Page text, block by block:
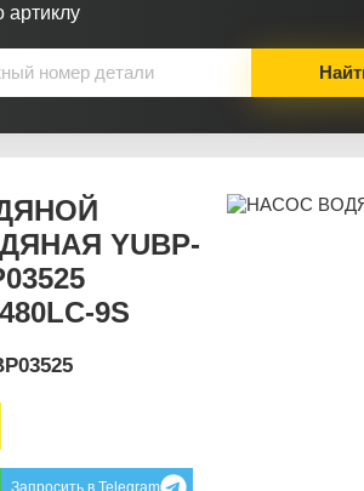
артиклу
YUBP-
9S
Запросить в Telegram